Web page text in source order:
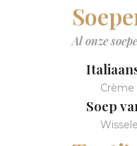
Al onze
Crème
Soep